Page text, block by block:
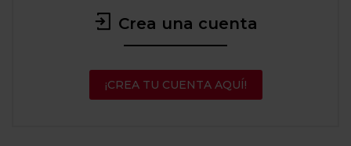
Crea una cuenta
¡CREA TU CUENTA AQUÍ!